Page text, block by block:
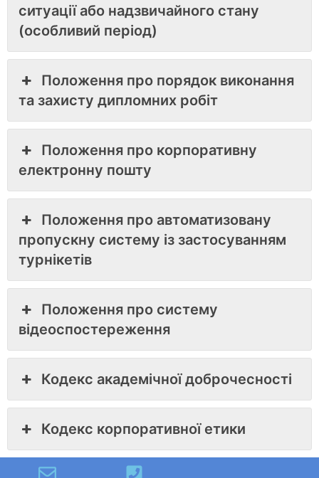
ситуації або надзвичайного стану
(особливий період)
Положення про порядок виконання
та захисту дипломних робіт
Положення про корпоративну
електронну пошту
Положення про автоматизовану
пропускну систему із застосуванням
турнікетів
Положення про систему
відеоспостереження
Кодекс академічної доброчесності
Кодекс корпоративної етики